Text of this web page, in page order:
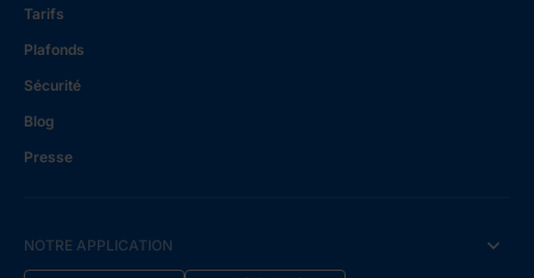
Tarifs
Plafonds
Sécurité
Blog
Presse
NOTRE APPLICATION